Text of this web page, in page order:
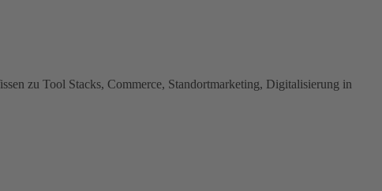
zu Tool Stacks, Commerce, Standortmarketing, Digitalisierung in